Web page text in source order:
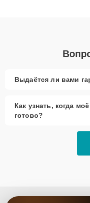
Выдаётся ли вами
Как узнать, когда
готово?